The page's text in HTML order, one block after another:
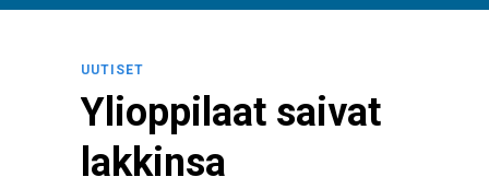
UUTISET
Ylioppilaat saivat
lakkinsa